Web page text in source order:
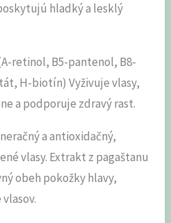
hladký a lesklý
(A-retinol, B5-pantenol, B8-
H-biotín) Vyživuje vlasy,
a podporuje zdravý rast.
a antioxidačný,
vlasy. Extrakt z pagaštanu
obeh pokožky hlavy,